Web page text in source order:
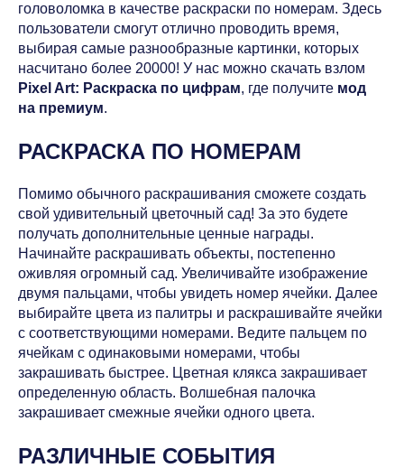
головоломка в качестве раскраски по номерам. Здесь
пользователи смогут отлично проводить время,
выбирая самые разнообразные картинки, которых
насчитано более 20000! У нас можно скачать взлом
Pixel Art: Раскраска по цифрам, где получите мод
на премиум.
РАСКРАСКА ПО НОМЕРАМ
Помимо обычного раскрашивания сможете создать
свой удивительный цветочный сад! За это будете
получать дополнительные ценные награды.
Начинайте раскрашивать объекты, постепенно
оживляя огромный сад. Увеличивайте изображение
двумя пальцами, чтобы увидеть номер ячейки. Далее
выбирайте цвета из палитры и раскрашивайте ячейки
с соответствующими номерами. Ведите пальцем по
ячейкам с одинаковыми номерами, чтобы
закрашивать быстрее. Цветная клякса закрашивает
определенную область. Волшебная палочка
закрашивает смежные ячейки одного цвета.
РАЗЛИЧНЫЕ СОБЫТИЯ